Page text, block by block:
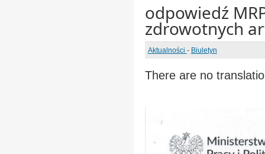
odpowiedź
zdrowotnych
Aktualności - Biuletyn
There are no